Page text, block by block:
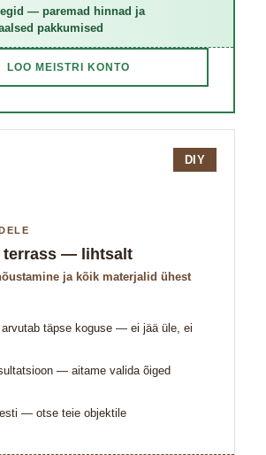
— paremad hinnad ja
pakkumised
LOO MEISTRI KONTO
DIY
terrass — lihtsalt
ja kõik materjalid ühest
arvutab täpse koguse — ei jää üle, ei
— aitame valida õiged
— otse teie objektile